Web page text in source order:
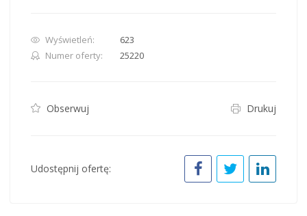
Wyświetleń:
623
Numer oferty:
25220
Obserwuj Drukuj
Udostępnij ofertę: